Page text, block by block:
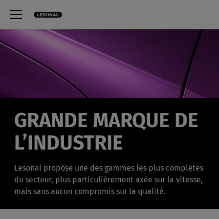
GRANDE MARQUE DE
L’INDUSTRIE
Lesonal propose une des gammes les plus complètes
du secteur, plus particulièrement axée sur la vitesse,
mais sans aucun compromis sur la qualité.